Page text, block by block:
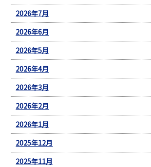
2026年7月
2026年6月
2026年5月
2026年4月
2026年3月
2026年2月
2026年1月
2025年12月
2025年11月